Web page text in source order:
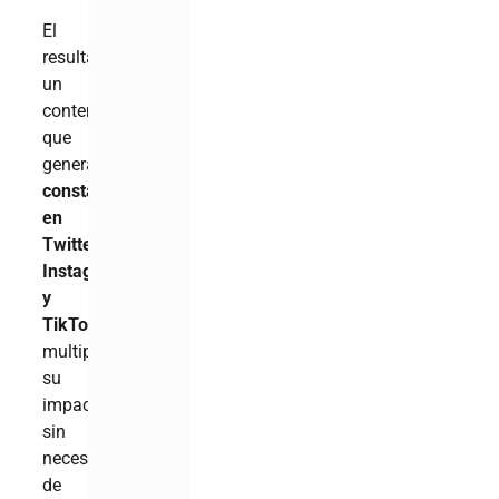
El
resultado:
un
contenido
que
genera
constante
en
Twitter,
Instagram
y
TikTok
multiplicando
su
impacto
sin
necesidad
de